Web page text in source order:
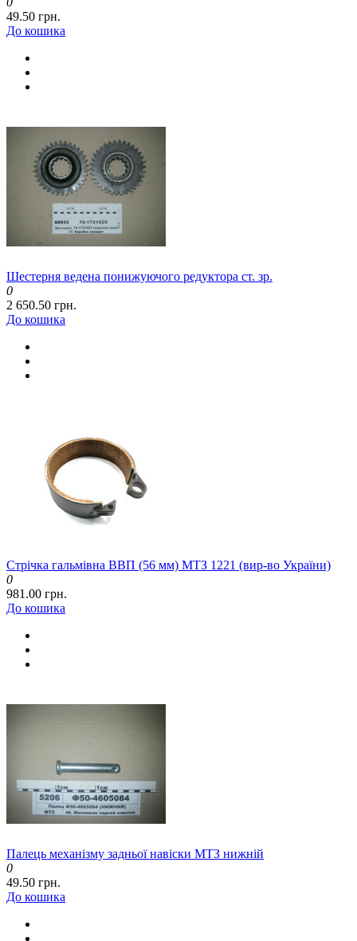
49.50 грн.
До кошика
Шестерня ведена понижуючого редуктора ст. зр.
0
2 650.50 грн.
До кошика
Стрічка гальмівна ВВП (56 мм) МТЗ 1221 (вир-во України)
0
981.00 грн.
До кошика
Палець механізму задньої навіски МТЗ нижній
0
49.50 грн.
До кошика